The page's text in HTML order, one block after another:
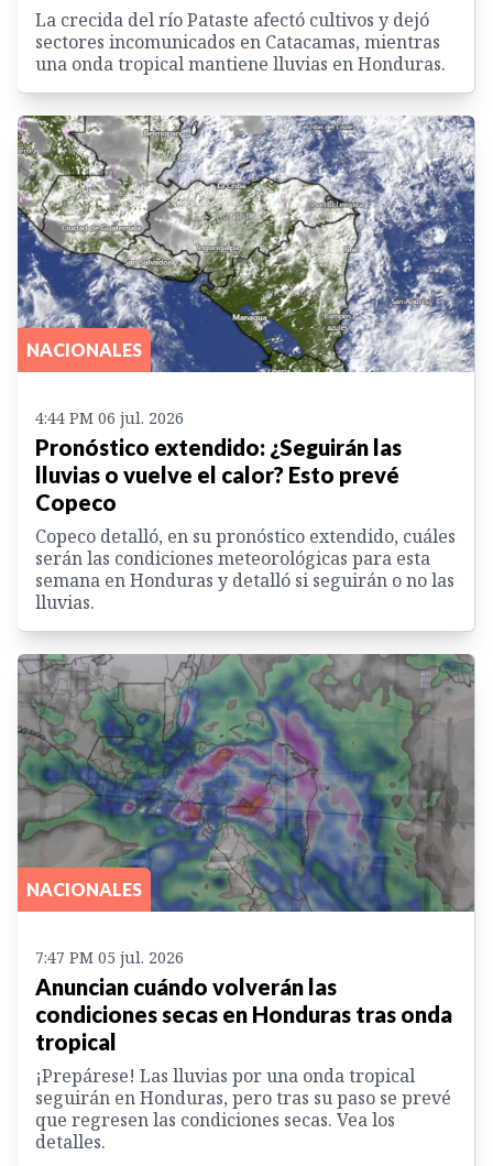
La crecida del río Pataste afectó cultivos y dejó
sectores incomunicados en Catacamas, mientras
una onda tropical mantiene lluvias en Honduras.
NACIONALES
4:44 PM 06 jul. 2026
Pronóstico extendido: ¿Seguirán las
lluvias o vuelve el calor? Esto prevé
Copeco
Copeco detalló, en su pronóstico extendido, cuáles
serán las condiciones meteorológicas para esta
semana en Honduras y detalló si seguirán o no las
lluvias.
NACIONALES
7:47 PM 05 jul. 2026
Anuncian cuándo volverán las
condiciones secas en Honduras tras onda
tropical
¡Prepárese! Las lluvias por una onda tropical
seguirán en Honduras, pero tras su paso se prevé
que regresen las condiciones secas. Vea los
detalles.